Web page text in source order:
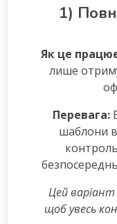
1)
Як це
лише
Перевага:
шаблони в
Цей
щоб увесь